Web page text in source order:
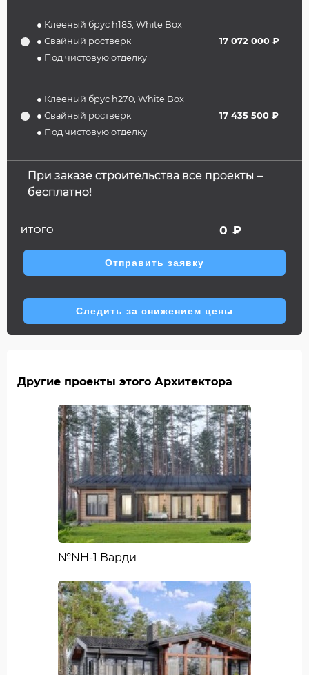
● Клееный брус h185, White Box
● Свайный ростверк
● Под чистовую отделку
17 072 000 ₽
● Клееный брус h270, White Box
● Свайный ростверк
● Под чистовую отделку
17 435 500 ₽
При заказе строительства все проекты –
бесплатно!
ИТОГО 0 ₽
Отправить заявку
Следить за снижением цены
Другие проекты этого Архитектора
№NH-1 Варди